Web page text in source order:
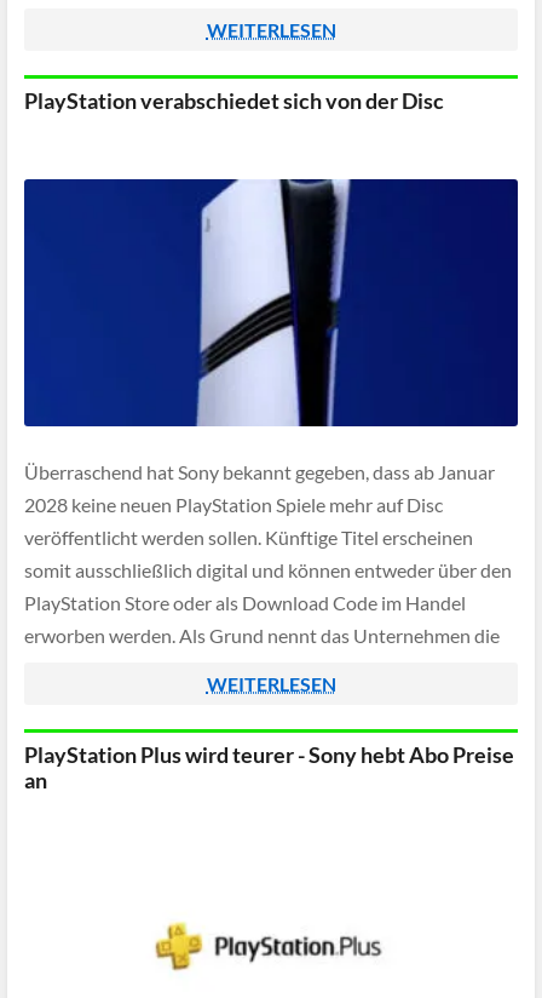
WEITERLESEN
PlayStation verabschiedet sich von der Disc
Überraschend hat Sony bekannt gegeben, dass ab Januar
2028 keine neuen PlayStation Spiele mehr auf Disc
veröffentlicht werden sollen. Künftige Titel erscheinen
somit ausschließlich digital und können entweder über den
PlayStation Store oder als Download Code im Handel
erworben werden. Als Grund nennt das Unternehmen die
rückläufigen Verkauf […]
WEITERLESEN
PlayStation Plus wird teurer - Sony hebt Abo Preise
an